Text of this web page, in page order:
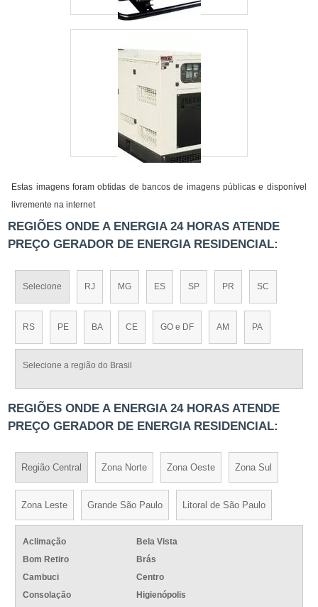
Estas imagens foram obtidas de bancos de imagens públicas e disponível
livremente na internet
REGIÕES ONDE A ENERGIA 24 HORAS ATENDE
PREÇO GERADOR DE ENERGIA RESIDENCIAL:
Selecione RJ MG ES SP PR SC
RS PE BA CE GO e DF AM PA
Selecione a região do Brasil
REGIÕES ONDE A ENERGIA 24 HORAS ATENDE
PREÇO GERADOR DE ENERGIA RESIDENCIAL:
Região Central Zona Norte Zona Oeste Zona Sul
Zona Leste Grande São Paulo Litoral de São Paulo
Aclimação
Bela Vista
Bom Retiro
Brás
Cambuci
Centro
Consolação
Higienópolis